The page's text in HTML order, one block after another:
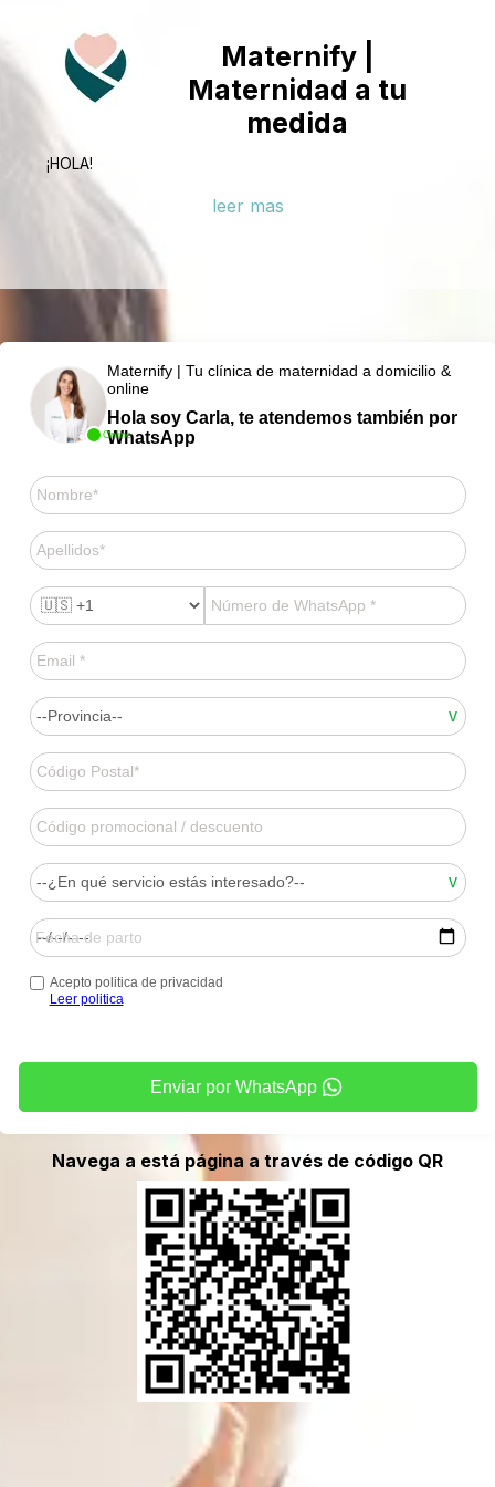
Maternify |
Maternidad a tu
medida
¡HOLA!
leer mas
Online
Maternify | Tu clínica de maternidad a domicilio &
online
Hola soy Carla, te atendemos también por
WhatsApp
Acepto politica de privacidad
Leer politica
Enviar por WhatsApp
Navega a está página a través de código QR